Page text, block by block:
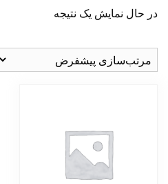
در حال نمایش یک نتیجه